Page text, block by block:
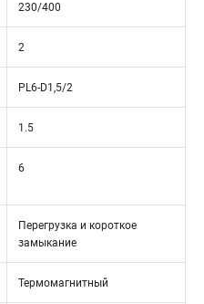
230/400
2
PL6-D1,5/2
1.5
6
Перегрузка и короткое
замыкание
Термомагнитный